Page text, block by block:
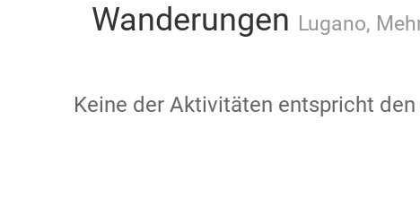
Wanderungen Lugano,
Keine der Aktivitäten entspricht